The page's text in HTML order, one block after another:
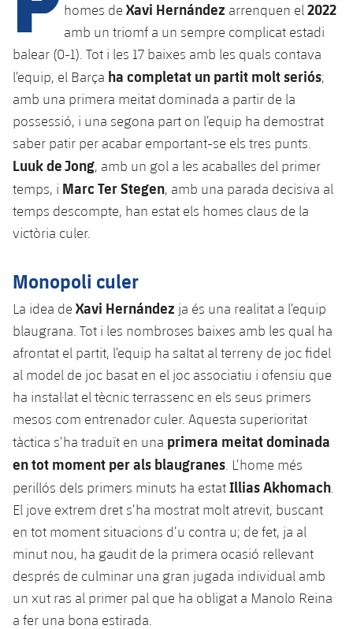
plusicon
més
Instal·lacions
Spotify Camp Nou
Palau Blaugrana
Estadi Johan Cruyff
Ciutat Esportiva
La Masia
plusicon
més
Serveis
Serveis Mèdics
Accessibilitat
plusicon
més
Acreditacions
SUB13
SUB12
SUB11 A
SUB11 B
SUB10 A
SUB10 B
SUB9 B
SUB8 A
SUB8 B
SUB13 B
SUB12 C
SUB11 C
Entrades
Gameday Shows
Resultats
Classificacions
Jugadors
Fotos
Història
Palmarès
Base
Barça Atlètic
Junior
Cadet A
Cadet B
Infantil B
Mini
Campus Estiu
PLUSICON
MÉS
Primer Equip
plusicon
més
Actualitat
Calendari
Entrades
Classificació
Jugadors
Fotos
Història
Palmarès
plusicon
més
Actualitat
Calendari
Classificació
Jugadors
Fotos
plusicon
més
Actualitat
Cadet B
Infantil A
Infantil B
PLUSICON
MÉS
Actualitat
Calendari
Entrades
Resultats
Classificació
Jugadors
Fotos
Palmarès
Història
Barça Atlètic
plusicon
més
Actualitat
Calendari
Resultats
Jugadors
Classificació
Base
plusicon
més
Actualitat
Cadet
Infantil
Aleví
Campus Verano
PLUSICON
MÉS
Primer equip
plusicon
més
Actualitat
Calendari
Entrades
Barça Atlètic
plusicon
més
Actualitat
Calendari
Base
plusicon
més
Actualitat
Campus Estiu
homes de Xavi Hernández arrenquen el 2022
amb un triomf a un sempre complicat estadi
balear (0-1). Tot i les 17 baixes amb les quals contava
l’equip, el Barça ha completat un partit molt seriós;
amb una primera meitat dominada a partir de la
possessió, i una segona part on l’equip ha demostrat
saber patir per acabar emportant-se els tres punts.
Luuk de Jong, amb un gol a les acaballes del primer
temps, i Marc Ter Stegen, amb una parada decisiva al
temps descompte, han estat els homes claus de la
victòria culer.
Monopoli culer
La idea de Xavi Hernández ja és una realitat a l’equip
blaugrana. Tot i les nombroses baixes amb les qual ha
afrontat el partit, l’equip ha saltat al terreny de joc fidel
al model de joc basat en el joc associatiu i ofensiu que
ha instal·lat el tècnic terrassenc en els seus primers
mesos com entrenador culer. Aquesta superioritat
tàctica s’ha traduït en una primera meitat dominada
en tot moment per als blaugranes . L’home més
perillós dels primers minuts ha estatIllias Akhomach
El jove extrem dret s’ha mostrat molt atrevit, buscant
en tot moment situacions d’u contra u; de fet, ja al
minut nou, ha gaudit de la primera ocasió rellevant
després de culminar una gran jugada individual amb
un xut ras al primer pal que ha obligat a Manolo Reina
a fer una bona estirada.